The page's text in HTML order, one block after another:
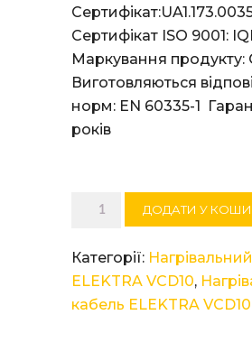
Сертифікат ISO 9001:
Маркування продукту:
Виготовляються
норм: EN 60335-1
років
Нагрівальний
кабель
ELEKTRA
VCD
10/1920
ДОДАТИ У
Категорії:
ELEKTRA VCD10,
кабель ELEKTRA VCD10